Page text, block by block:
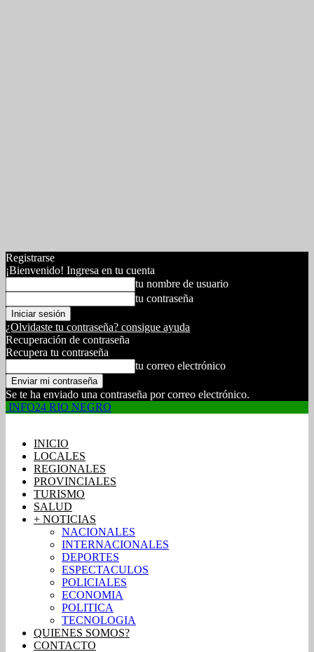
Registrarse
¡Bienvenido! Ingresa en tu cuenta
tu nombre de usuario
tu contraseña
¿Olvidaste tu contraseña? consigue ayuda
Recuperación de contraseña
Recupera tu contraseña
tu correo electrónico
Se te ha enviado una contraseña por correo electrónico.
INFO24 RIO NEGRO
INICIO
LOCALES
REGIONALES
PROVINCIALES
TURISMO
SALUD
+ NOTICIAS
NACIONALES
INTERNACIONALES
DEPORTES
ESPECTACULOS
POLICIALES
ECONOMIA
POLITICA
TECNOLOGIA
QUIENES SOMOS?
CONTACTO